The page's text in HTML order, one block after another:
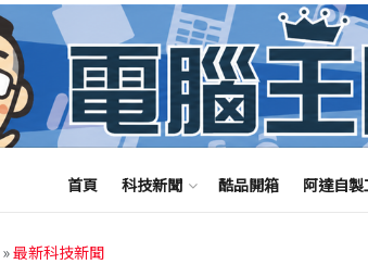
首頁 科技新聞 酷品開箱 阿達自
»最新科技新聞